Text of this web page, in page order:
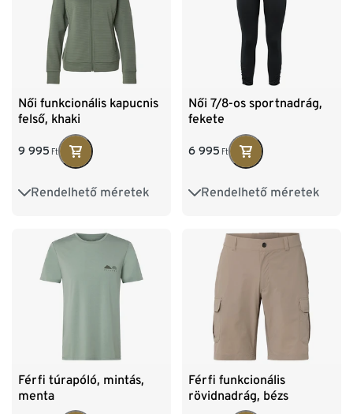
Női funkcionális kapucnis
felső, khaki
9 995 Ft
Rendelhető méretek
XS 32/34 S 36/38
XL 48/50 XXL 52/54
Női 7/8-os sportnadrág,
fekete
6 995 Ft
Rendelhető méretek
XS 32/34 S 36/38
XL 48/50
Férfi túrapóló, mintás,
menta
Férfi funkcionális
rövidnadrág, bézs